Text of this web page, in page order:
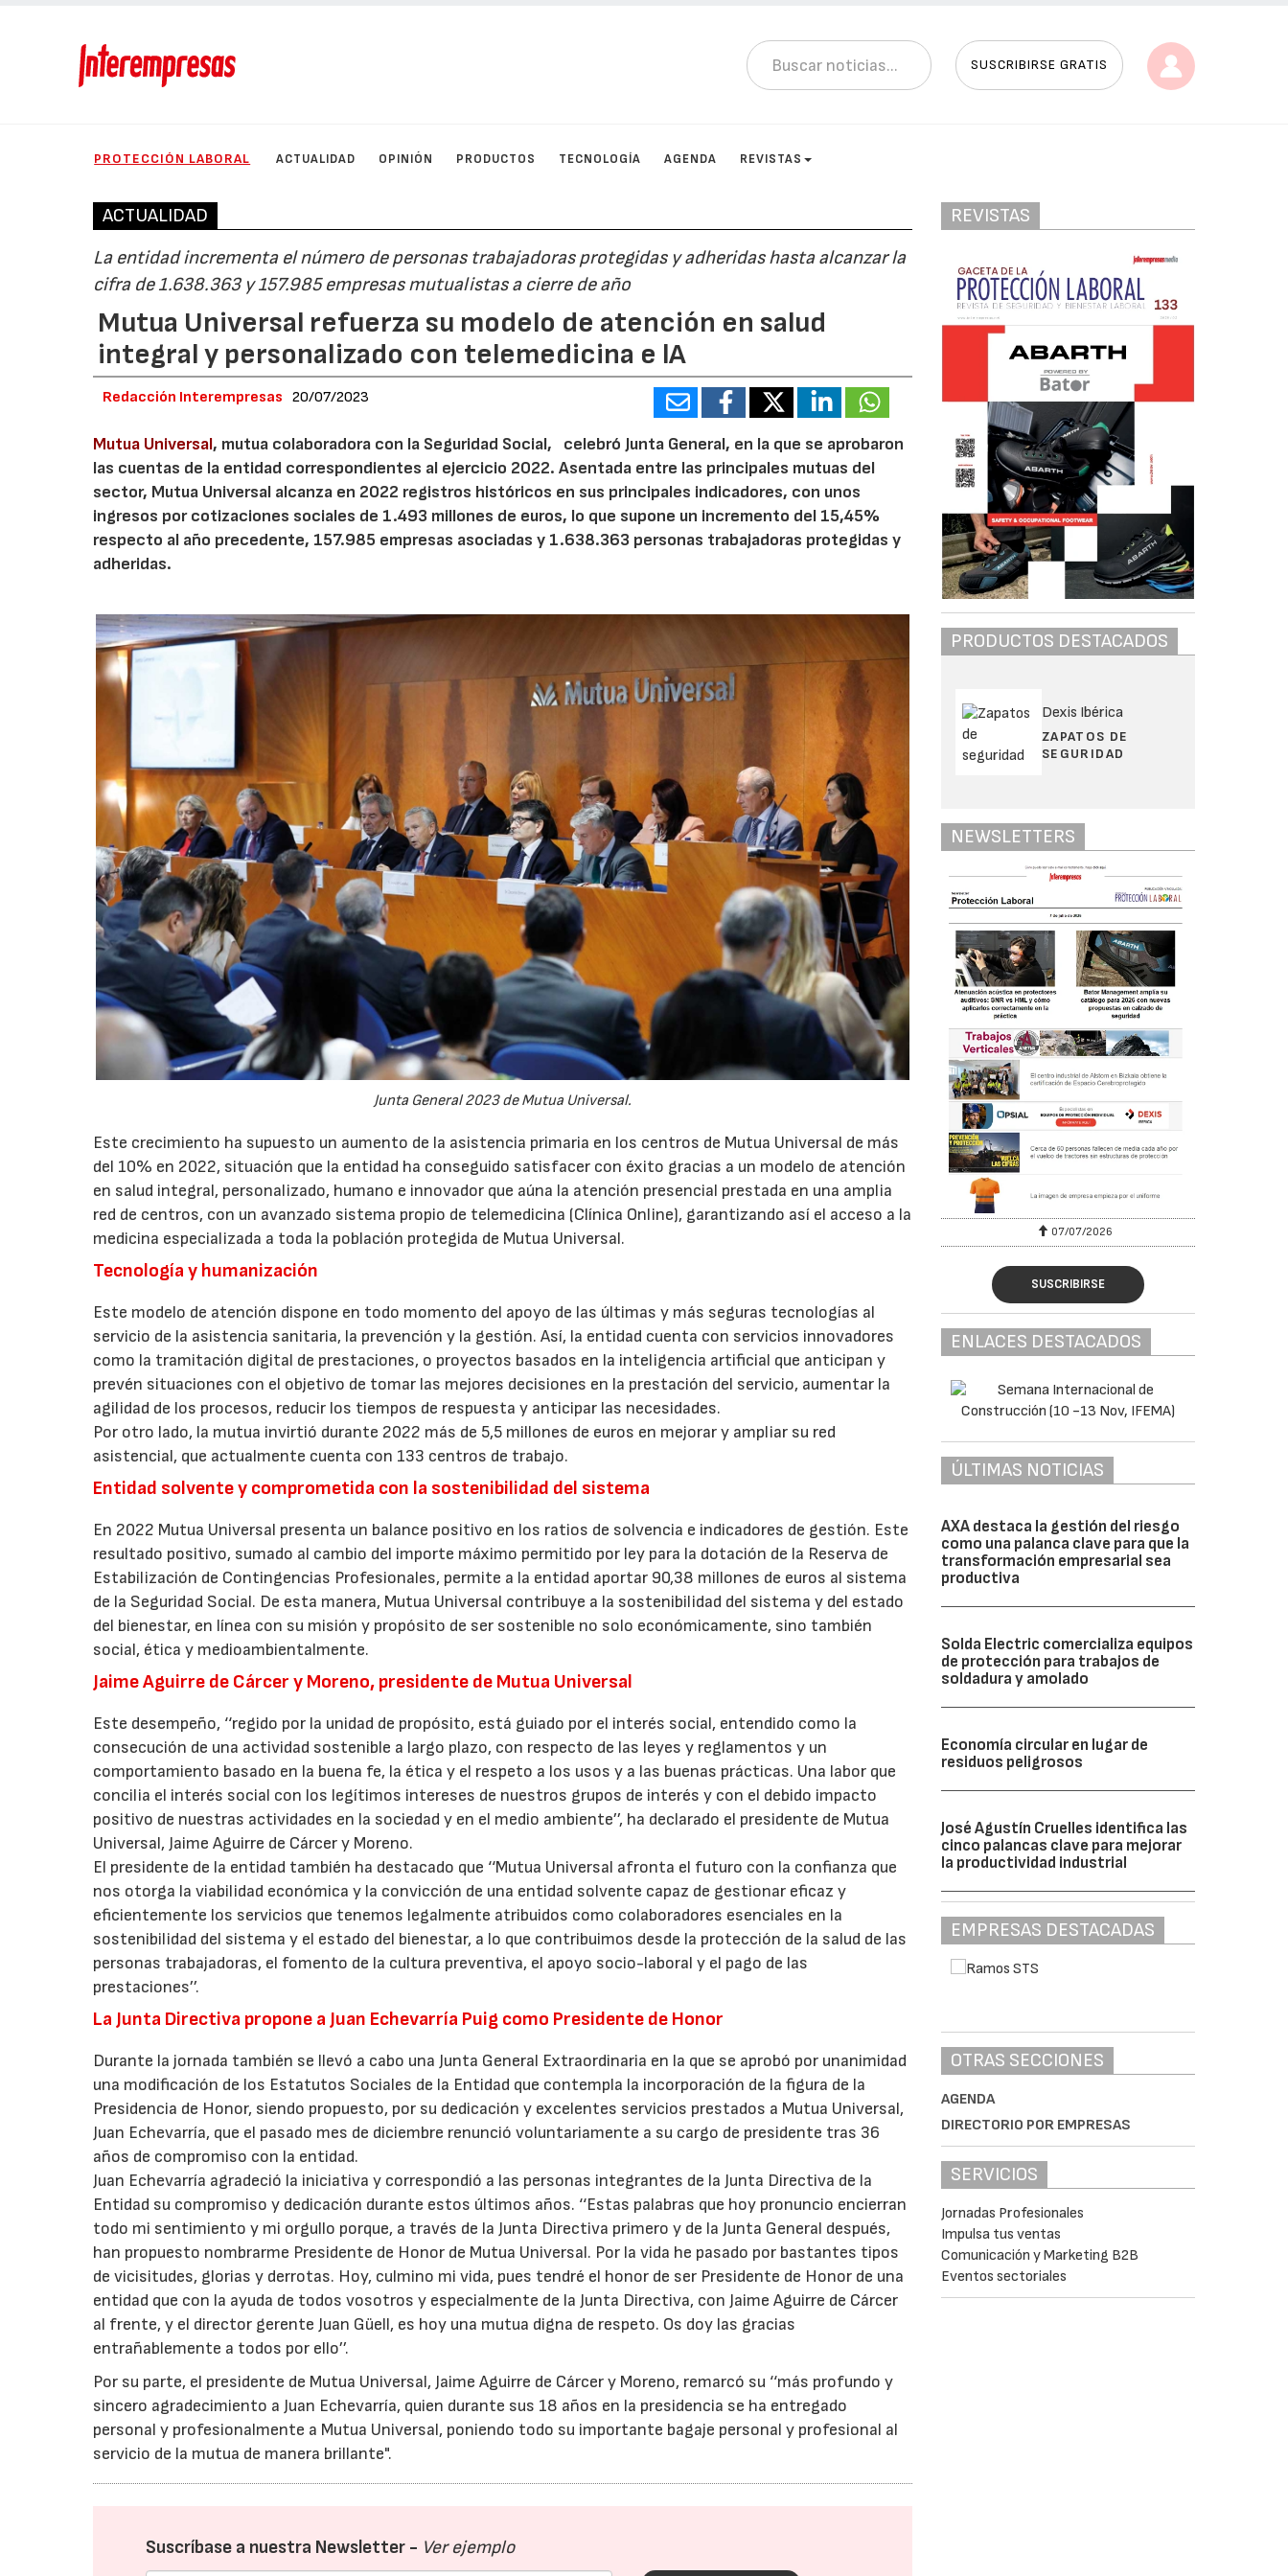
SUSCRIBIRSE GRATIS
PROTECCIÓN LABORAL ACTUALIDAD OPINIÓN PRODUCTOS TECNOLOGÍA AGENDA REVISTAS
ACTUALIDAD
La entidad incrementa el número de personas trabajadoras protegidas y adheridas hasta alcanzar la
cifra de 1.638.363 y 157.985 empresas mutualistas a cierre de año
Mutua Universal refuerza su modelo de atención en salud
integral y personalizado con telemedicina e lA
Redacción Interempresas 20/07/2023
Mutua Universal, mutua colaboradora con la Seguridad Social, celebró Junta General, en la que se aprobaron
las cuentas de la entidad correspondientes al ejercicio 2022. Asentada entre las principales mutuas del
sector, Mutua Universal alcanza en 2022 registros históricos en sus principales indicadores, con unos
ingresos por cotizaciones sociales de 1.493 millones de euros, lo que supone un incremento del 15,45%
respecto al año precedente, 157.985 empresas asociadas y 1.638.363 personas trabajadoras protegidas y
adheridas.
Junta General 2023 de Mutua Universal.
Este crecimiento ha supuesto un aumento de la asistencia primaria en los centros de Mutua Universal de más
del 10% en 2022, situación que la entidad ha conseguido satisfacer con éxito gracias a un modelo de atención
en salud integral, personalizado, humano e innovador que aúna la atención presencial prestada en una amplia
red de centros, con un avanzado sistema propio de telemedicina (Clínica Online), garantizando así el acceso a la
medicina especializada a toda la población protegida de Mutua Universal.
Tecnología y humanización
Este modelo de atención dispone en todo momento del apoyo de las últimas y más seguras tecnologías al
servicio de la asistencia sanitaria, la prevención y la gestión. Así, la entidad cuenta con servicios innovadores
como la tramitación digital de prestaciones, o proyectos basados en la inteligencia artificial que anticipan y
prevén situaciones con el objetivo de tomar las mejores decisiones en la prestación del servicio, aumentar la
agilidad de los procesos, reducir los tiempos de respuesta y anticipar las necesidades.
Por otro lado, la mutua invirtió durante 2022 más de 5,5 millones de euros en mejorar y ampliar su red
asistencial, que actualmente cuenta con 133 centros de trabajo.
Entidad solvente y comprometida con la sostenibilidad del sistema
En 2022 Mutua Universal presenta un balance positivo en los ratios de solvencia e indicadores de gestión. Este
resultado positivo, sumado al cambio del importe máximo permitido por ley para la dotación de la Reserva de
Estabilización de Contingencias Profesionales, permite a la entidad aportar 90,38 millones de euros al sistema
de la Seguridad Social. De esta manera, Mutua Universal contribuye a la sostenibilidad del sistema y del estado
del bienestar, en línea con su misión y propósito de ser sostenible no solo económicamente, sino también
social, ética y medioambientalmente.
Jaime Aguirre de Cárcer y Moreno, presidente de Mutua Universal
Este desempeño, ‘‘regido por la unidad de propósito, está guiado por el interés social, entendido como la
consecución de una actividad sostenible a largo plazo, con respecto de las leyes y reglamentos y un
comportamiento basado en la buena fe, la ética y el respeto a los usos y a las buenas prácticas. Una labor que
concilia el interés social con los legítimos intereses de nuestros grupos de interés y con el debido impacto
positivo de nuestras actividades en la sociedad y en el medio ambiente’’, ha declarado el presidente de Mutua
Universal, Jaime Aguirre de Cárcer y Moreno.
El presidente de la entidad también ha destacado que ‘‘Mutua Universal afronta el futuro con la confianza que
nos otorga la viabilidad económica y la convicción de una entidad solvente capaz de gestionar eficaz y
eficientemente los servicios que tenemos legalmente atribuidos como colaboradores esenciales en la
sostenibilidad del sistema y el estado del bienestar, a lo que contribuimos desde la protección de la salud de las
personas trabajadoras, el fomento de la cultura preventiva, el apoyo socio-laboral y el pago de las
prestaciones’’.
La Junta Directiva propone a Juan Echevarría Puig como Presidente de Honor
Durante la jornada también se llevó a cabo una Junta General Extraordinaria en la que se aprobó por unanimidad
una modificación de los Estatutos Sociales de la Entidad que contempla la incorporación de la figura de la
Presidencia de Honor, siendo propuesto, por su dedicación y excelentes servicios prestados a Mutua Universal,
Juan Echevarría, que el pasado mes de diciembre renunció voluntariamente a su cargo de presidente tras 36
años de compromiso con la entidad.
Juan Echevarría agradeció la iniciativa y correspondió a las personas integrantes de la Junta Directiva de la
Entidad su compromiso y dedicación durante estos últimos años. ‘‘Estas palabras que hoy pronuncio encierran
todo mi sentimiento y mi orgullo porque, a través de la Junta Directiva primero y de la Junta General después,
han propuesto nombrarme Presidente de Honor de Mutua Universal. Por la vida he pasado por bastantes tipos
de vicisitudes, glorias y derrotas. Hoy, culmino mi vida, pues tendré el honor de ser Presidente de Honor de una
entidad que con la ayuda de todos vosotros y especialmente de la Junta Directiva, con Jaime Aguirre de Cárcer
al frente, y el director gerente Juan Güell, es hoy una mutua digna de respeto. Os doy las gracias
entrañablemente a todos por ello’’.
Por su parte, el presidente de Mutua Universal, Jaime Aguirre de Cárcer y Moreno, remarcó su ‘‘más profundo y
sincero agradecimiento a Juan Echevarría, quien durante sus 18 años en la presidencia se ha entregado
personal y profesionalmente a Mutua Universal, poniendo todo su importante bagaje personal y profesional al
servicio de la mutua de manera brillante".
Suscríbase a nuestra Newsletter - Ver ejemplo
REVISTAS
PRODUCTOS DESTACADOS
Dexis Ibérica
ZAPATOS DE
SEGURIDAD
NEWSLETTERS
07/07/2026 07/07/2026
SUSCRIBIRSE
ENLACES DESTACADOS
ÚLTIMAS NOTICIAS
AXA destaca la gestión del riesgo
como una palanca clave para que la
transformación empresarial sea
productiva
Solda Electric comercializa equipos
de protección para trabajos de
soldadura y amolado
Economía circular en lugar de
residuos peligrosos
José Agustín Cruelles identifica las
cinco palancas clave para mejorar
la productividad industrial
EMPRESAS DESTACADAS
OTRAS SECCIONES
AGENDA
DIRECTORIO POR EMPRESAS
SERVICIOS
Jornadas Profesionales
Impulsa tus ventas
Comunicación y Marketing B2B
Eventos sectoriales